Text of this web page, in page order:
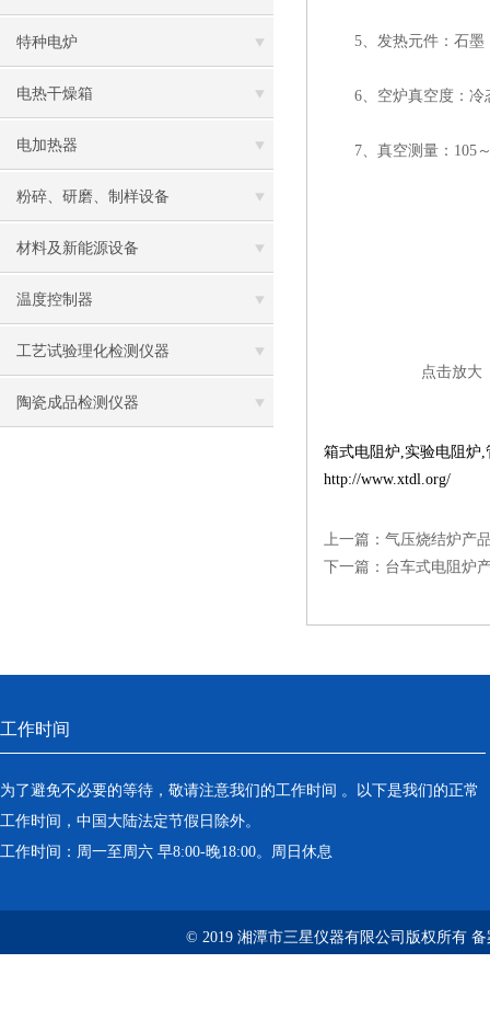
特种电炉
电热干燥箱
电加热器
粉碎、研磨、制样设备
材料及新能源设备
温度控制器
工艺试验理化检测仪器
陶瓷成品检测仪器
5、发热元件：石墨
6、空炉真空度：冷态
7、真空测量：105～
点击放大
箱式电阻炉,实验电阻炉,
http://www.xtdl.org/
上一篇： 气压烧结炉产
下一篇： 台车式电阻炉
工作时间
为了避免不必要的等待，敬请注意我们的工作时间 。以下是我们的正常
工作时间，中国大陆法定节假日除外。
工作时间：周一至周六 早8:00-晚18:00。周日休息
© 2019 湘潭市三星仪器有限公司版权所有 备